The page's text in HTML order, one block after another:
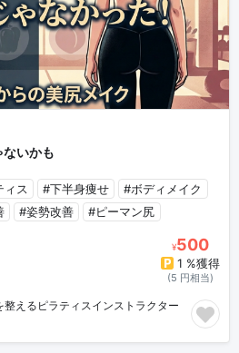
いかも
ィス #下半身痩せ
#ボディメイク
#姿勢改善 #ピーマン尻
¥500
1 %獲得
(5 円相当)
えるピラティスインストラクター